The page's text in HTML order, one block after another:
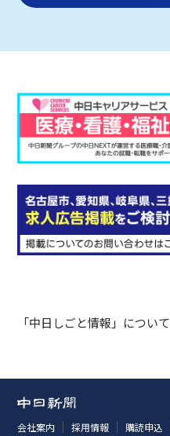
「中日しごと情報」について
会社案内 採用情報 購読申込